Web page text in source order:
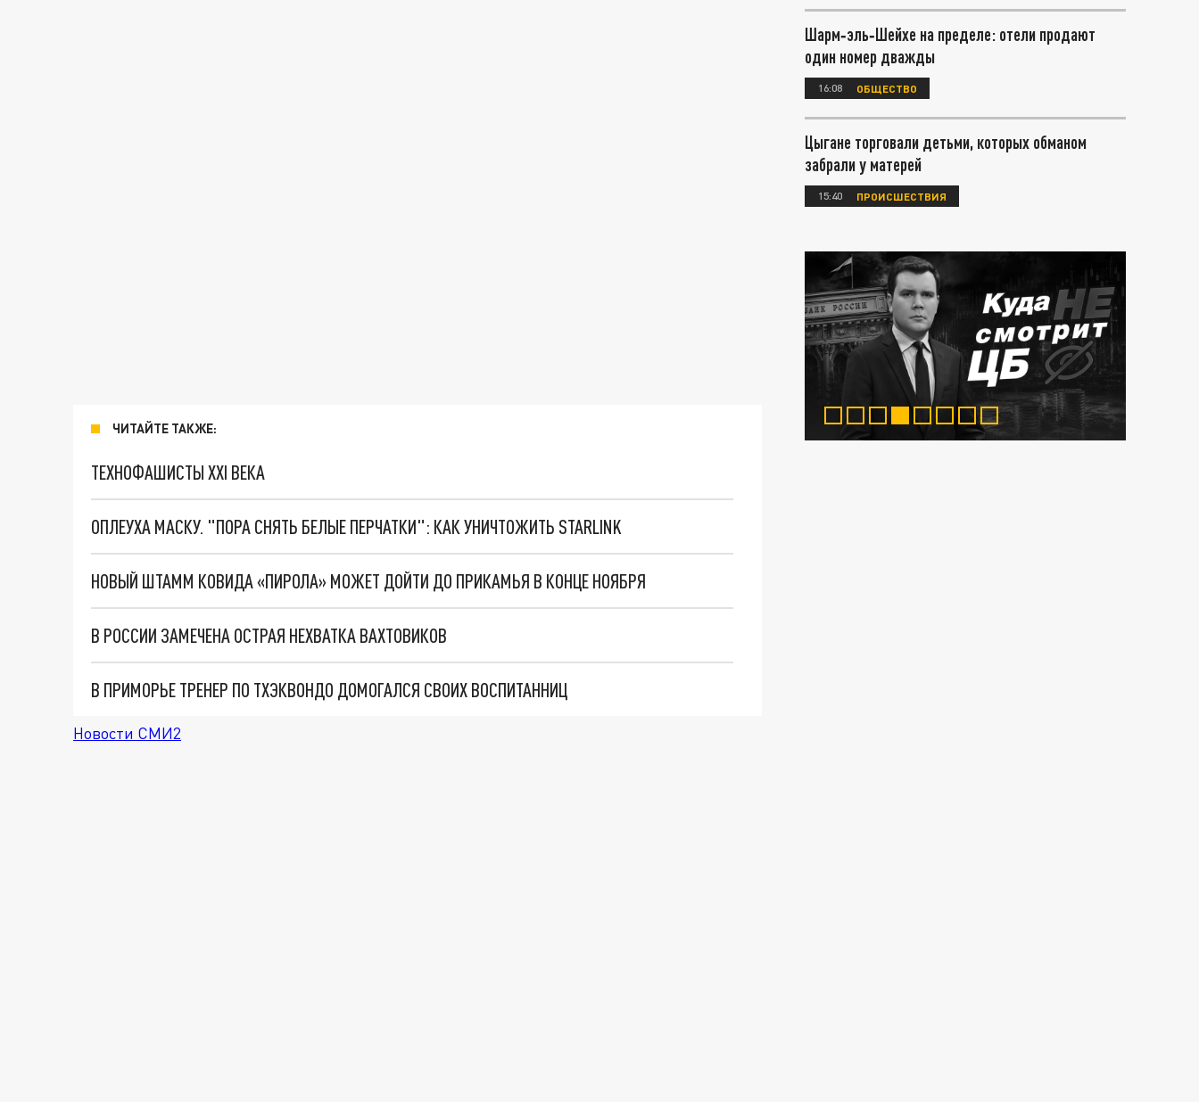
ЧИТАЙТЕ ТАКЖЕ:
ТЕХНОФАШИСТЫ XXI ВЕКА
ОПЛЕУХА МАСКУ. "ПОРА СНЯТЬ БЕЛЫЕ ПЕРЧАТКИ": КАК УНИЧТОЖИТЬ STARLINK
НОВЫЙ ШТАММ КОВИДА «ПИРОЛА» МОЖЕТ ДОЙТИ ДО ПРИКАМЬЯ В КОНЦЕ НОЯБРЯ
В РОССИИ ЗАМЕЧЕНА ОСТРАЯ НЕХВАТКА ВАХТОВИКОВ
В ПРИМОРЬЕ ТРЕНЕР ПО ТХЭКВОНДО ДОМОГАЛСЯ СВОИХ ВОСПИТАННИЦ
Новости СМИ2
Шарм‑эль‑Шейхе на пределе: отели продают
один номер дважды
16:08 ОБЩЕСТВО
Цыгане торговали детьми, которых обманом
забрали у матерей
15:40 ПРОИСШЕСТВИЯ